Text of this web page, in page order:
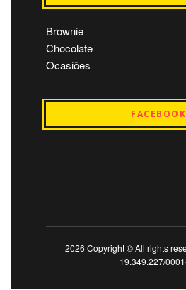
Brownie
Chocolate
Ocasiões
FACEBOOK
2026 Copyright © All rights
19.349.227/